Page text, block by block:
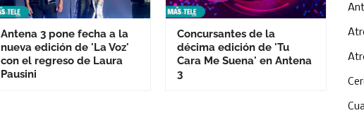
Antena 3 pone fecha a la
nueva edición de 'La Voz'
con el regreso de Laura
Pausini
Concursantes de la
décima edición de 'Tu
Cara Me Suena' en Antena
3